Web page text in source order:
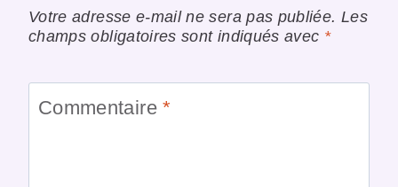
Votre adresse e-mail ne sera pas publiée. Les
champs obligatoires sont indiqués avec *
Commentaire*